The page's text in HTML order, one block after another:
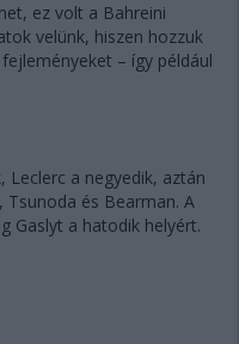
ez volt a Bahreini
velünk, hiszen hozzuk
– így például
Leclerc a negyedik, aztán
Tsunoda és Bearman. A
Gaslyt a hatodik helyért.